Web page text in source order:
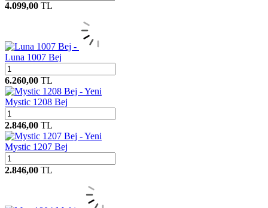
4.099,00 TL
Luna 1007 Bej
6.260,00 TL
Yeni
Mystic 1208 Bej
2.846,00 TL
Yeni
Mystic 1207 Bej
2.846,00 TL